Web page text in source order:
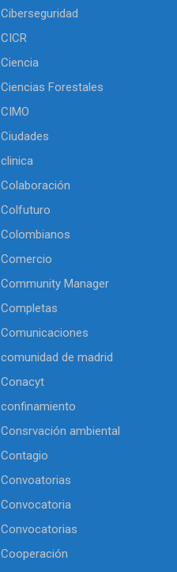
Ciberseguridad
CICR
Ciencia
Ciencias Forestales
CIMO
Ciudades
clinica
Colaboración
Colfuturo
Colombianos
Comercio
Community Manager
Completas
Comunicaciones
comunidad de madrid
Conacyt
confinamiento
Consrvación ambiental
Contagio
Convoatorias
Convocatoria
Convocatorias
Cooperación